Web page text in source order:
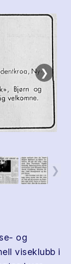
❯
❯
og
viseklubb i